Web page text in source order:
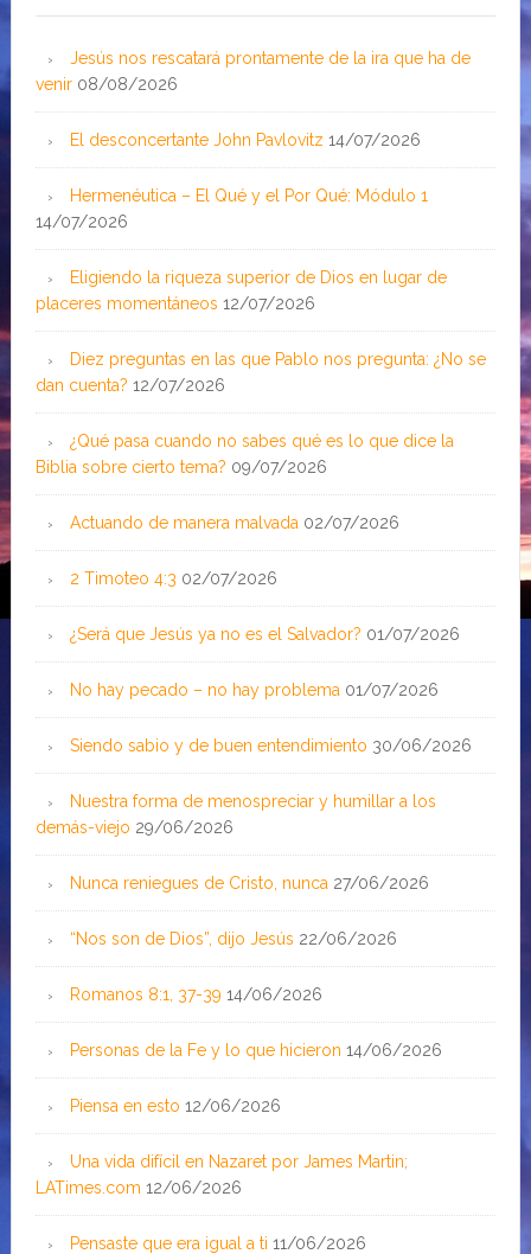
Jesús nos rescatará prontamente de la ira que ha de
venir 08/08/2026
El desconcertante John Pavlovitz 14/07/2026
Hermenéutica – El Qué y el Por Qué: Módulo 1
14/07/2026
Eligiendo la riqueza superior de Dios en lugar de
placeres momentáneos 12/07/2026
Diez preguntas en las que Pablo nos pregunta: ¿No se
dan cuenta? 12/07/2026
¿Qué pasa cuando no sabes qué es lo que dice la
Biblia sobre cierto tema? 09/07/2026
Actuando de manera malvada 02/07/2026
2 Timoteo 4:3 02/07/2026
¿Será que Jesús ya no es el Salvador? 01/07/2026
No hay pecado – no hay problema 01/07/2026
Siendo sabio y de buen entendimiento 30/06/2026
Nuestra forma de menospreciar y humillar a los
demás-viejo 29/06/2026
Nunca reniegues de Cristo, nunca 27/06/2026
“Nos son de Dios”, dijo Jesús 22/06/2026
Romanos 8:1, 37-39 14/06/2026
Personas de la Fe y lo que hicieron 14/06/2026
Piensa en esto 12/06/2026
Una vida difícil en Nazaret por James Martin;
LATimes.com 12/06/2026
Pensaste que era igual a ti 11/06/2026